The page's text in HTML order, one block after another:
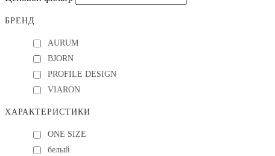
БРЕНД
AURUM
BJORN
PROFILE DESIGN
VIARON
ХАРАКТЕРИСТИКИ
ONE SIZE
белый